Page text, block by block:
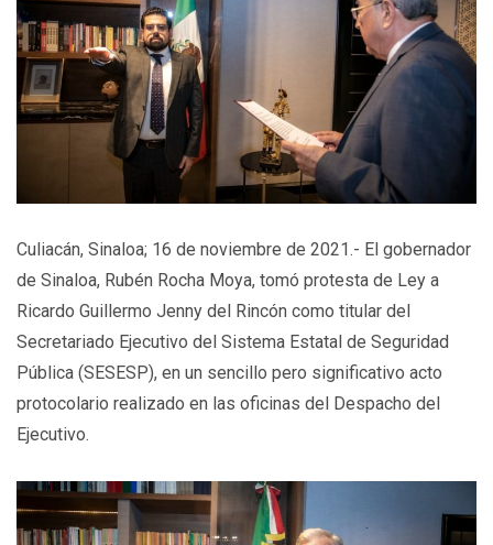
Culiacán, Sinaloa; 16 de noviembre de 2021.- El gobernador
de Sinaloa, Rubén Rocha Moya, tomó protesta de Ley a
Ricardo Guillermo Jenny del Rincón como titular del
Secretariado Ejecutivo del Sistema Estatal de Seguridad
Pública (SESESP), en un sencillo pero significativo acto
protocolario realizado en las oficinas del Despacho del
Ejecutivo.